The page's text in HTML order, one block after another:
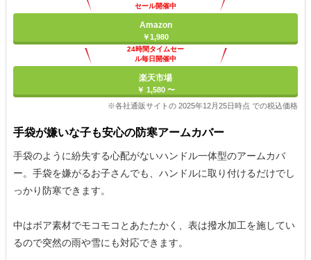
セール開催中
Amazon
￥1,980
24時間タイムセー
ル毎日開催中
楽天市場
￥ 1,580 〜
※各社通販サイトの 2025年12月25日時点 での税込価格
手袋が嫌いな子も安心の防寒アームカバー
手袋のように紛失する心配がないハンドル一体型のアームカバ
ー。手袋を嫌がるお子さんでも、ハンドルに取り付けるだけでし
っかり防寒できます。
中はボア素材でモコモコとあたたかく、表は撥水加工を施してい
るので突然の雨や雪にも対応できます。